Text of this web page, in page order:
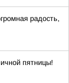
радость,
пятницы!